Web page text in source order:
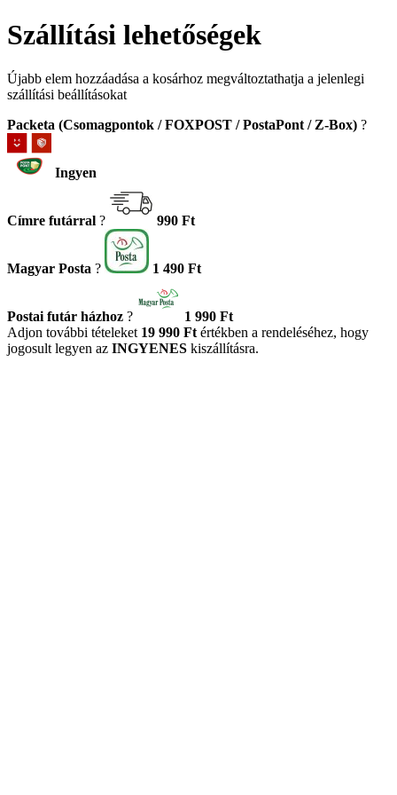
Szállítási lehetőségek
Újabb elem hozzáadása a kosárhoz megváltoztathatja a jelenlegi
szállítási beállításokat
Packeta (Csomagpontok / FOXPOST / PostaPont / Z-Box) ?
Ingyen
Címre futárral ? 990 Ft
Magyar Posta ? 1 490 Ft
Postai futár házhoz ?
1 990 Ft
Adjon további tételeket 19 990 Ft értékben a rendeléséhez, hogy
jogosult legyen az INGYENES kiszállításra.